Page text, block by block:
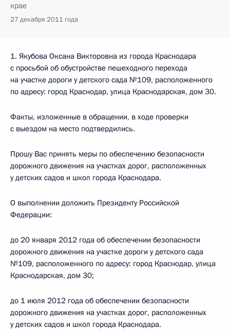
крае
27 декабря 2011 года
1. Якубова Оксана Викторовна из города Краснодара
с просьбой об обустройстве пешеходного перехода
на участке дороги у детского сада №109, расположенного
по адресу: город Краснодар, улица Краснодарская, дом 30.
Факты, изложенные в обращении, в ходе проверки
с выездом на место подтвердились.
Прошу Вас принять меры по обеспечению безопасности
дорожного движения на участках дорог, расположенных
у детских садов и школ города Краснодара.
О выполнении доложить Президенту Российской
Федерации:
до 20 января 2012 года об обеспечении безопасности
дорожного движения на участке дороги у детского сада
№109, расположенного по адресу: город Краснодар, улица
Краснодарская, дом 30;
до 1 июля 2012 года об обеспечении безопасности
дорожного движения на участках дорог, расположенных
у детских садов и школ города Краснодара.